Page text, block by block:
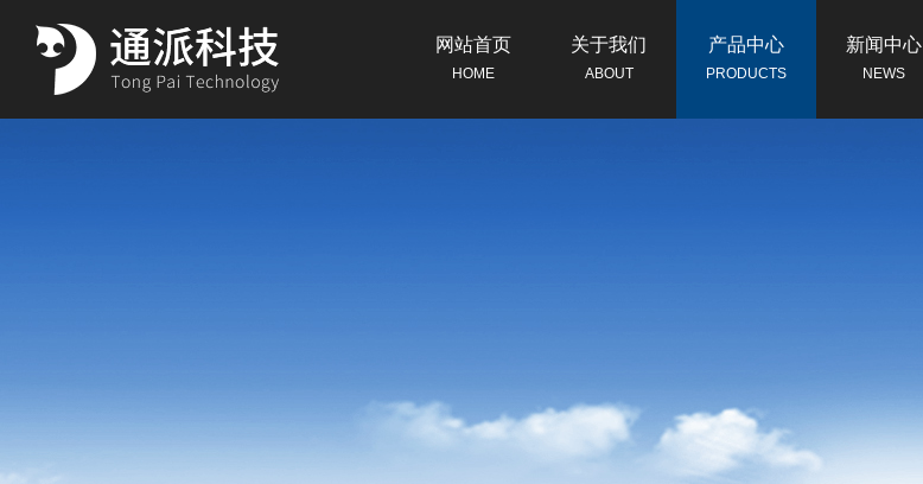
网站首页
HOME
关于我们
ABOUT
产品中心
PRODUCTS
新闻中心
NEWS